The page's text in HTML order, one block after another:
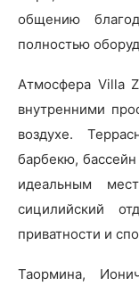
общению
полностью
Атмосфера Villa
внутренними
воздухе.
барбекю,
идеальным
сицилийский
приватности и
Таормина,